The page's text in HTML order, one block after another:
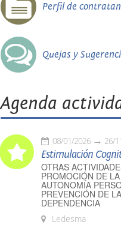
Perfil de
Quejas y
Agenda
08/01/2026 26/
Estimulación
OTRAS
PROMOCIÓN DE LA
AUTONOMÍA
PREVENCIÓN DE LA
DEPENDENCIA
Ledesma